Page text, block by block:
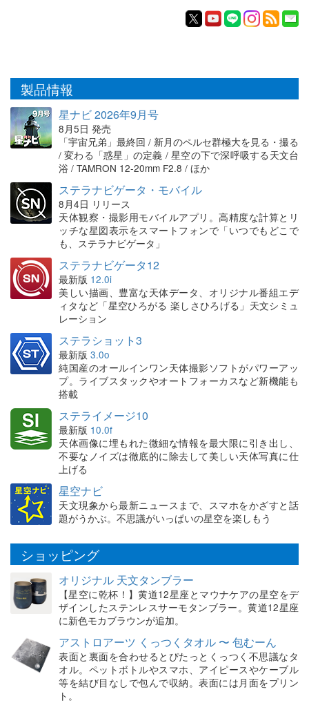
製品情報
星ナビ 2026年9月号
8月5日 発売
「宇宙兄弟」最終回 / 新月のペルセ群極大を見る・撮る
/ 変わる「惑星」の定義 / 星空の下で深呼吸する天文台
浴 / TAMRON 12-20mm F2.8 / ほか
ステラナビゲータ・モバイル
8月4日 リリース
天体観察・撮影用モバイルアプリ。高精度な計算とリ
ッチな星図表示をスマートフォンで「いつでもどこで
も、ステラナビゲータ」
ステラナビゲータ12
最新版 12.0i
美しい描画、豊富な天体データ、オリジナル番組エデ
ィタなど「星空ひろがる 楽しさひろげる」天文シミュ
レーション
ステラショット3
最新版 3.0o
純国産のオールインワン天体撮影ソフトがパワーアッ
プ。ライブスタックやオートフォーカスなど新機能も
搭載
ステライメージ10
最新版 10.0f
天体画像に埋もれた微細な情報を最大限に引き出し、
不要なノイズは徹底的に除去して美しい天体写真に仕
上げる
星空ナビ
天文現象から最新ニュースまで、スマホをかざすと話
題がうかぶ。不思議がいっぱいの星空を楽しもう
ショッピング
オリジナル 天文タンブラー
【星空に乾杯！】黄道12星座とマウナケアの星空をデ
ザインしたステンレスサーモタンブラー。黄道12星座
に新色モカブラウンが追加。
アストロアーツ くっつくタオル 〜 包むーん
表面と裏面を合わせるとぴたっとくっつく不思議なタ
オル。ペットボトルやスマホ、アイピースやケーブル
等を結び目なしで包んで収納。表面には月面をプリン
ト。